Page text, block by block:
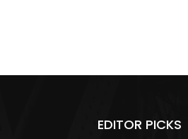
EDITOR PICKS